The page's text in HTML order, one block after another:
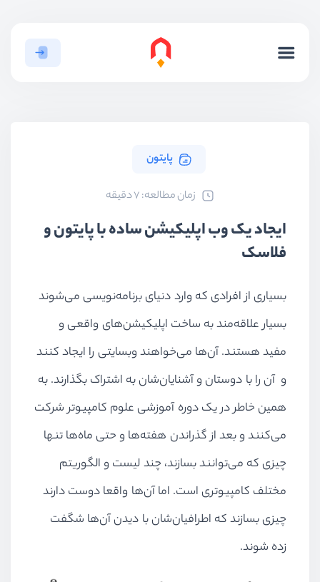
پایتون
ﺯﻣﺎﻥ ﻣﻄﺎﻟﻌﻪ: 7 دقیقه
ایجاد یک وب اپلیکیشن ساده با پایتون و
فلاسک
بسیاری از افرادی که وارد دنیای برنامه‌نویسی می‌شوند
بسیار علاقه‌مند به ساخت اپلیکیشن‌های واقعی و
مفید هستند. آن‌ها می‌خواهند وبسایتی را ایجاد کنند
و آن را با دوستان و آشنایان‌شان به اشتراک بگذارند. به
همین خاطر در یک دوره آموزشی علوم کامپیوتر شرکت
می‌کنند و بعد از گذراندن هفته‌ها و حتی ماه‌ها تنها
چیزی که می‌توانند بسازند، چند لیست و الگوریتم
مختلف کامپیوتری است. اما آن‌ها واقعا دوست دارند
چیزی بسازند که اطرافیان‌شان با دیدن آن‌ها شگفت
زده شوند.